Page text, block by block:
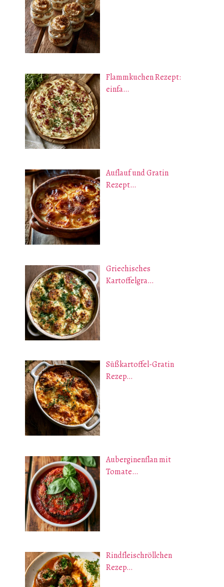
Flammkuchen Rezept:
einfa…
Auflauf und Gratin
Rezept…
Griechisches
Kartoffelgra…
Süßkartoffel-Gratin
Rezep…
Auberginenflan mit
Tomate…
Rindfleischröllchen
Rezep…